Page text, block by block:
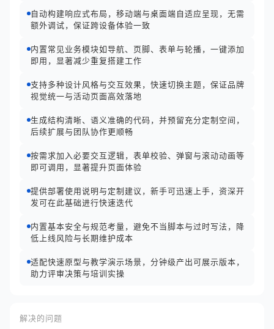
自动构建响应式布局，移动端与桌面端自适应呈现，无需
额外调试，保证跨设备体验一致
内置常见业务模块如导航、页脚、表单与轮播，一键添加
即用，显著减少重复搭建工作
支持多种设计风格与交互效果，快速切换主题，保证品牌
视觉统一与活动页面高效落地
生成结构清晰、语义准确的代码，并预留充分定制空间，
后续扩展与团队协作更顺畅
按需求加入必要交互逻辑，表单校验、弹窗与滚动动画等
即可调用，显著提升页面体验
提供部署使用说明与定制建议，新手可迅速上手，资深开
发可在此基础进行快速迭代
内置基本安全与规范考量，避免不当脚本与过时写法，降
低上线风险与长期维护成本
适配快速原型与教学演示场景，分钟级产出可展示版本，
助力评审决策与培训实操
解决的问题